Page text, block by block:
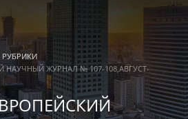
РУБРИКИ
ЖУРНАЛ № 107-108,АВГУСТ-